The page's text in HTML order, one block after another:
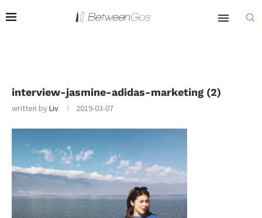
interview-jasmine-adidas-marketing (2)
written byLiv 2019-03-07